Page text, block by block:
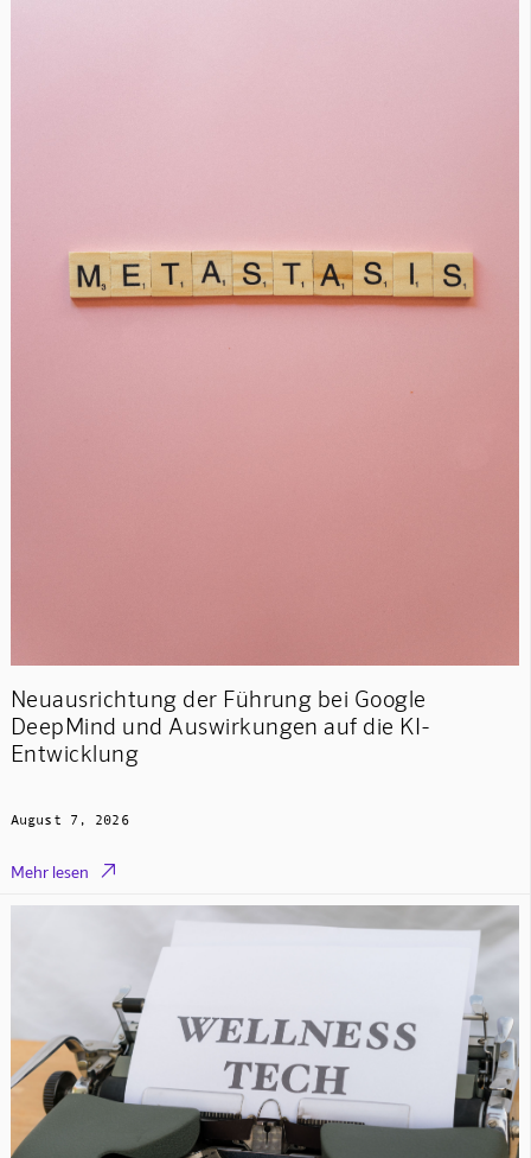
Neuausrichtung der Führung bei Google
DeepMind und Auswirkungen auf die KI-
Entwicklung
August 7, 2026
Mehr lesen 